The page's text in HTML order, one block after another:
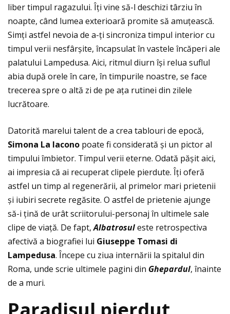
liber timpul ragazului. Îţi vine să-l deschizi târziu în
noapte, când lumea exterioară promite să amuţească.
Simţi astfel nevoia de a-ţi sincroniza timpul interior cu
timpul verii nesfârșite, încapsulat în vastele încăperi ale
palatului Lampedusa. Aici, ritmul diurn își relua suflul
abia după orele în care, în timpurile noastre, se face
trecerea spre o altă zi de pe aţa rutinei din zilele
lucrătoare.
Datorită marelui talent de a crea tablouri de epocă,
Simona La Iacono poate fi considerată și un pictor al
timpului îmbietor. Timpul verii eterne. Odată pășit aici,
ai impresia că ai recuperat clipele pierdute. Îţi oferă
astfel un timp al regenerării, al primelor mari prietenii
și iubiri secrete regăsite. O astfel de prietenie ajunge
să-i ţină de urât scriitorului-personaj în ultimele sale
clipe de viaţă. De fapt,Albatrosuleste retrospectiva
afectivă a biografiei lui Giuseppe Tomasi di
Lampedusa. Începe cu ziua internării la spitalul din
Roma, unde scrie ultimele pagini din Ghepardul, înainte
de a muri.